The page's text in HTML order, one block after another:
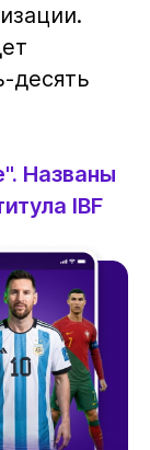
десять
Названы
IBF